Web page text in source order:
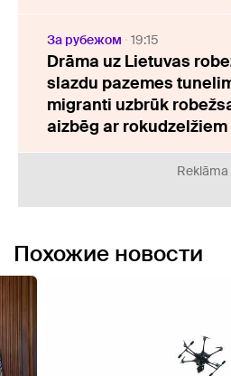
За рубежом 19:15
Drāma uz Lietuvas
slazdu pazemes
migranti uzbrūk
aizbēg ar rokudzelžiem
Reklāma
Похожие новости